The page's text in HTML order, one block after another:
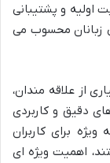
اولیه و پشتیبانی
زبانان محسوب می
از علاقه مندان،
دقیق و کاربردی
برای کاربران
اهمیت ویژه ای